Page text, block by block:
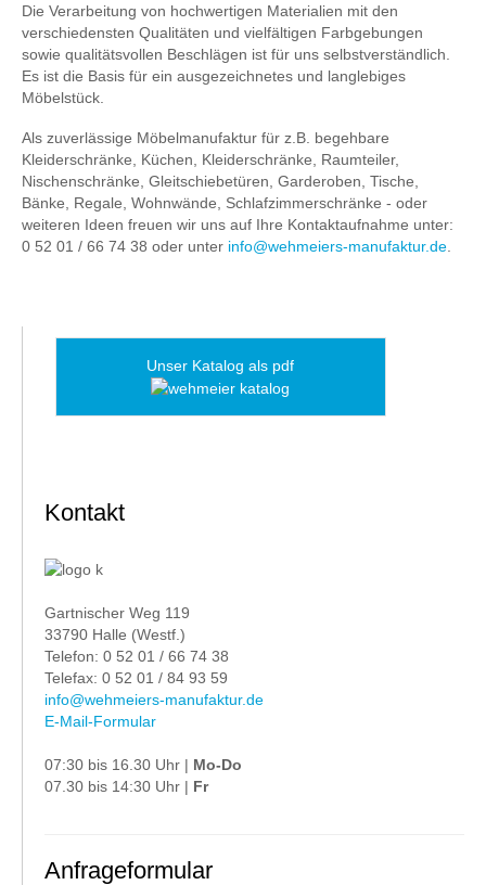
Die Verarbeitung von hochwertigen Materialien mit den
verschiedensten Qualitäten und vielfältigen Farbgebungen
sowie qualitätsvollen Beschlägen ist für uns selbstverständlich.
Es ist die Basis für ein ausgezeichnetes und langlebiges
Möbelstück.
Als zuverlässige Möbelmanufaktur für z.B. begehbare
Kleiderschränke, Küchen, Kleiderschränke, Raumteiler,
Nischenschränke, Gleitschiebetüren, Garderoben, Tische,
Bänke, Regale, Wohnwände, Schlafzimmerschränke - oder
weiteren Ideen freuen wir uns auf Ihre Kontaktaufnahme unter:
0 52 01 / 66 74 38 oder unter info@wehmeiers-manufaktur.de
Unser Katalog als pdf
Kontakt
Gartnischer Weg 119
33790 Halle (Westf.)
Telefon: 0 52 01 / 66 74 38
Telefax: 0 52 01 / 84 93 59
info@wehmeiers-manufaktur.de
E-Mail-Formular
07:30 bis 16.30 Uhr | Mo-Do
07.30 bis 14:30 Uhr | Fr
Anfrageformular